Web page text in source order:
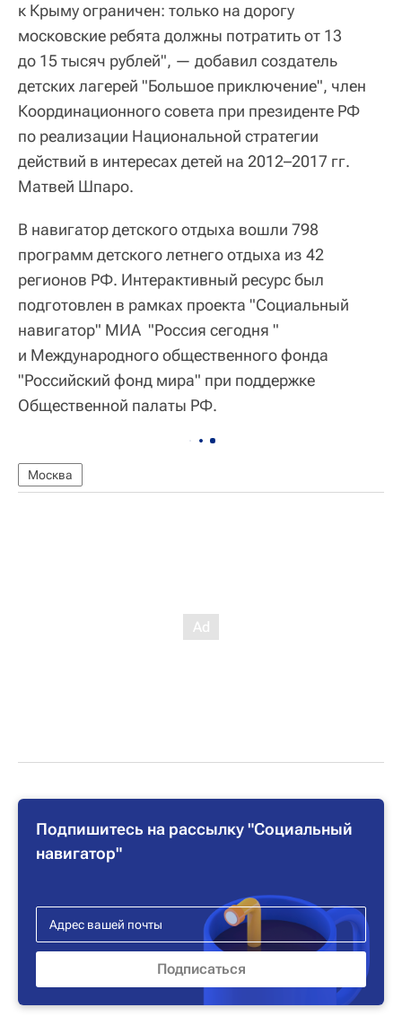
к Крыму ограничен: только на дорогу
московские ребята должны потратить от 13
до 15 тысяч рублей", — добавил создатель
детских лагерей "Большое приключение", член
Координационного совета при президенте РФ
по реализации Национальной стратегии
действий в интересах детей на 2012–2017 гг.
Матвей Шпаро.
В навигатор детского отдыха вошли 798
программ детского летнего отдыха из 42
регионов РФ. Интерактивный ресурс был
подготовлен в рамках проекта "Социальный
навигатор" МИА "Россия сегодня "
и Международного общественного фонда
"Российский фонд мира" при поддержке
Общественной палаты РФ.
Москва
Подпишитесь на рассылку "Социальный
навигатор"